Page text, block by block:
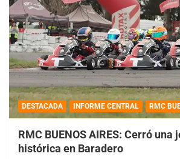
DESTACADA INFORME CENTRAL RMC
RMC BUENOS AIRES: Cerró una
histórica en Baradero